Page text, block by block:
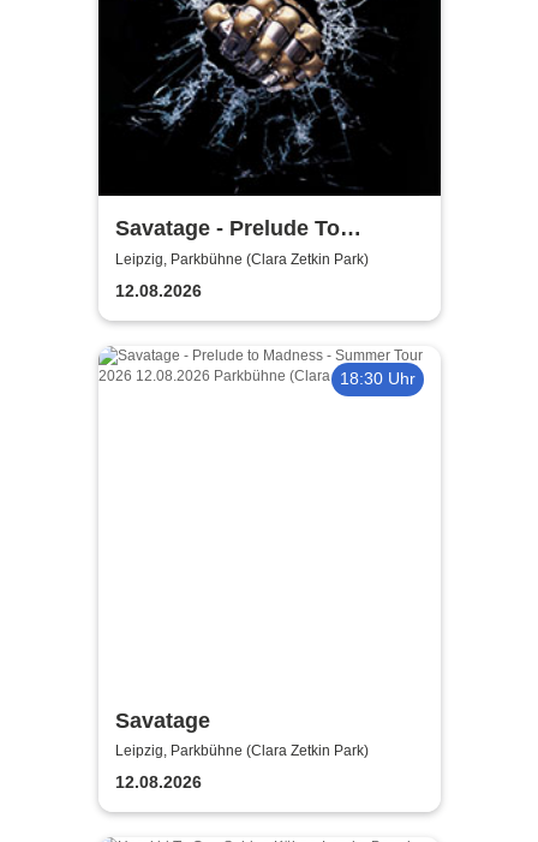
Savatage - Prelude To
Madness - Summer Tour 2026
Leipzig, Parkbühne (Clara Zetkin Park)
12.08.2026
18:30 Uhr
Savatage
Leipzig, Parkbühne (Clara Zetkin Park)
12.08.2026